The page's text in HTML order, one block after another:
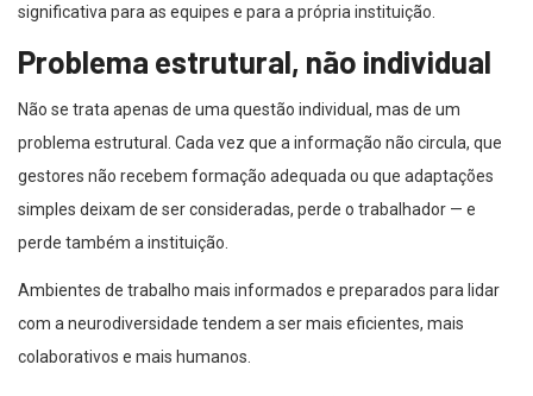
significativa para as equipes e para a própria instituição.
Problema estrutural, não individual
Não se trata apenas de uma questão individual, mas de um
problema estrutural. Cada vez que a informação não circula, que
gestores não recebem formação adequada ou que adaptações
simples deixam de ser consideradas, perde o trabalhador — e
perde também a instituição.
Ambientes de trabalho mais informados e preparados para lidar
com a neurodiversidade tendem a ser mais eficientes, mais
colaborativos e mais humanos.